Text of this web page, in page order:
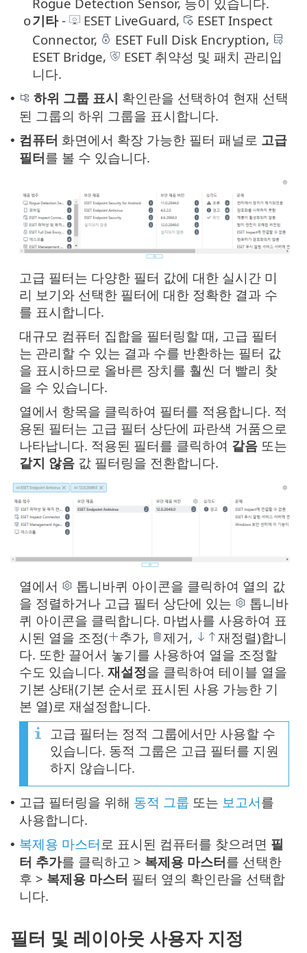
o기타- ESET LiveGuard,
ESET Inspect
Connector,
ESET Full Disk Encryption,
ESET Bridge,
ESET 취약성 및 패치 관리입
니다.
• 하위 그룹 표시 확인란을 선택하여 현재 선택
된 그룹의 하위 그룹을 표시합니다.
• 컴퓨터 화면에서 확장 가능한 필터 패널로 고급
필터를 볼 수 있습니다.
고급 필터는 다양한 필터 값에 대한 실시간 미
리 보기와 선택한 필터에 대한 정확한 결과 수
를 표시합니다.
대규모 컴퓨터 집합을 필터링할 때, 고급 필터
는 관리할 수 있는 결과 수를 반환하는 필터 값
을 표시하므로 올바른 장치를 훨씬 더 빨리 찾
을 수 있습니다.
열에서 항목을 클릭하여 필터를 적용합니다. 적
용된 필터는 고급 필터 상단에 파란색 거품으로
나타납니다. 적용된 필터를 클릭하여 같음 또는
같지 않음 값 필터링을 전환합니다.
열에서
톱니바퀴 아이콘을 클릭하여 열의 값
을 정렬하거나 고급 필터 상단에 있는
톱니바
퀴 아이콘을 클릭합니다. 마법사를 사용하여 표
시된 열을 조정(
추가, 제거,
재정렬)합니
다. 또한 끌어서 놓기를 사용하여 열을 조정할
수도 있습니다. 재설정을 클릭하여 테이블 열을
기본 상태(기본 순서로 표시된 사용 가능한 기
본 열)로 재설정합니다.
고급 필터는 정적 그룹에서만 사용할 수
있습니다. 동적 그룹은 고급 필터를 지원
하지 않습니다.
• 고급 필터링을 위해 동적 그룹 또는 보고서를
사용합니다.
• 복제용 마스터로 표시된 컴퓨터를 찾으려면 필
터 추가를 클릭하고 > 복제용 마스터를 선택한
후 > 복제용 마스터 필터 옆의 확인란을 선택합
니다.
필터 및 레이아웃 사용자 지정